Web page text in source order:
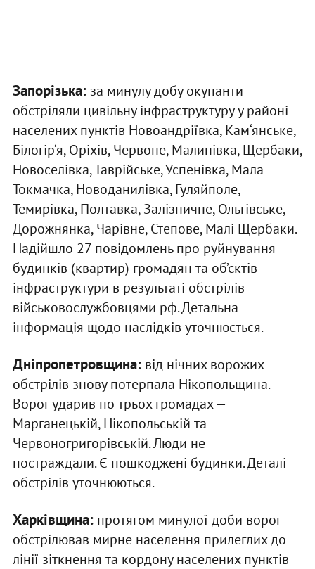
Запорізька:за минулу добу окупанти
обстріляли цивільну інфраструктуру у районі
населених пунктів Новоандріївка, Кам‘янське,
Білогір‘я, Оріхів, Червоне, Малинівка, Щербаки,
Новоселівка, Таврійське, Успенівка, Мала
Токмачка, Новоданилівка, Гуляйполе,
Темирівка, Полтавка, Залізничне, Ольгівське,
Дорожнянка, Чарівне, Степове, Малі Щербаки.
Надійшло 27 повідомлень про руйнування
будинків (квартир) громадян та об’єктів
інфраструктури в результаті обстрілів
військовослужбовцями рф. Детальна
інформація щодо наслідків уточнюється.
Дніпропетровщина:від нічних ворожих
обстрілів знову потерпала Нікопольщина.
Ворог ударив по трьох громадах —
Марганецькій, Нікопольській та
Червоногригорівській. Люди не
постраждали. Є пошкоджені будинки. Деталі
обстрілів уточнюються.
Харківщина:протягом минулої доби ворог
обстрілював мирне населення прилеглих до
лінії зіткнення та кордону населених пунктів